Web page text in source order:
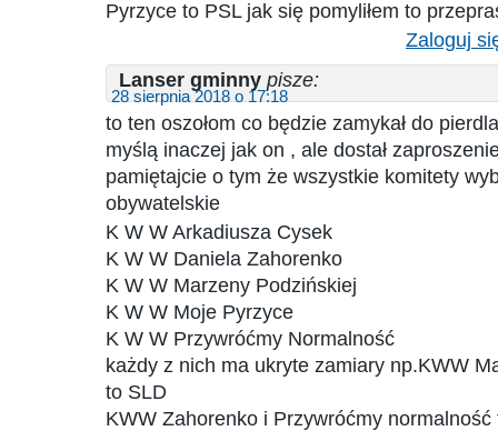
Pyrzyce to PSL jak się pomyliłem to
Zaloguj
Lanser gminny pisze:
28 sierpnia 2018 o 17:18
to ten oszołom co będzie zamykał do
myślą inaczej jak on , ale dostał
pamiętajcie o tym że wszystkie komitety
obywatelskie
K W W Arkadiusza Cysek
K W W Daniela Zahorenko
K W W Marzeny Podzińskiej
K W W Moje Pyrzyce
K W W Przywróćmy Normalność
każdy z nich ma ukryte zamiary np.KWW
to SLD
KWW Zahorenko i Przywróćmy normalność